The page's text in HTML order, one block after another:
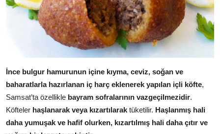
İnce bulgur hamurunun içine kıyma, ceviz, soğan ve
baharatlarla hazırlanan iç harç eklenerek yapılan içli köfte,
Samsat’ta özellikle bayram sofralarının vazgeçilmezidir.
Köfteler haşlanarak veya kızartılarak tüketilir. Haşlanmış hali
daha yumuşak ve hafif olurken, kızartılmış hali daha çıtır ve